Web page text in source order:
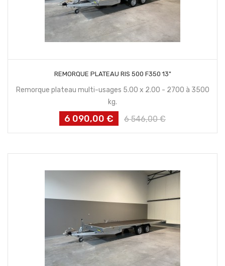
REMORQUE PLATEAU RIS 500 F350 13"
Remorque plateau multi-usages 5.00 x 2.00 - 2700 à 3500
kg.
Prix
6 090,00 €
Prix
6 546,00 €